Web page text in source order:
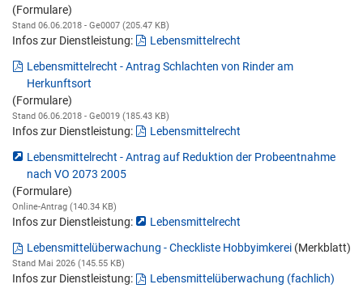
(Formulare)
Stand 06.06.2018 - Ge0007 (205.47 KB)
Infos zur Dienstleistung: Lebensmittelrecht
Lebensmittelrecht - Antrag Schlachten von Rinder am
Herkunftsort
(Formulare)
Stand 06.06.2018 - Ge0019 (185.43 KB)
Infos zur Dienstleistung: Lebensmittelrecht
Lebensmittelrecht - Antrag auf Reduktion der Probeentnahme
nach VO 2073 2005
(Formulare)
Online-Antrag (140.34 KB)
Infos zur Dienstleistung: Lebensmittelrecht
Lebensmittelüberwachung - Checkliste Hobbyimkerei(Merkblatt)
Stand Mai 2026 (145.55 KB)
Infos zur Dienstleistung: Lebensmittelüberwachung (fachlich)